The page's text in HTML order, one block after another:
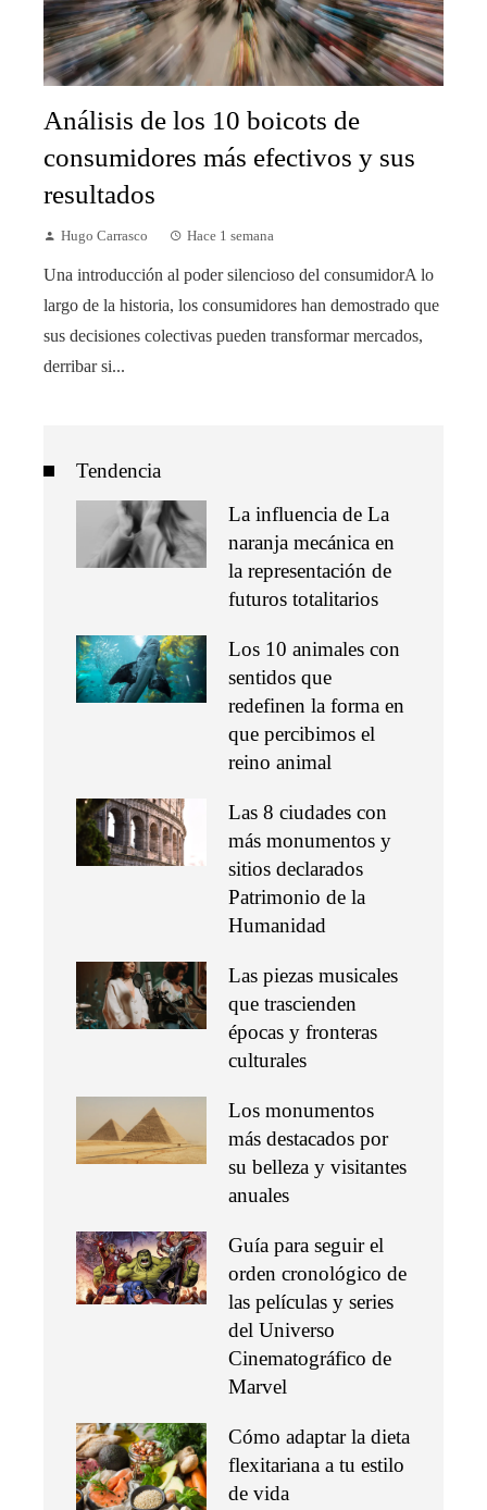
Análisis de los 10 boicots de
consumidores más efectivos y sus
resultados
Hugo Carrasco Hace 1 semana
Una introducción al poder silencioso del consumidorA lo
largo de la historia, los consumidores han demostrado que
sus decisiones colectivas pueden transformar mercados,
derribar si...
Tendencia
La influencia de La
naranja mecánica en
la representación de
futuros totalitarios
Los 10 animales con
sentidos que
redefinen la forma en
que percibimos el
reino animal
Las 8 ciudades con
más monumentos y
sitios declarados
Patrimonio de la
Humanidad
Las piezas musicales
que trascienden
épocas y fronteras
culturales
Los monumentos
más destacados por
su belleza y visitantes
anuales
Guía para seguir el
orden cronológico de
las películas y series
del Universo
Cinematográfico de
Marvel
Cómo adaptar la dieta
flexitariana a tu estilo
de vida